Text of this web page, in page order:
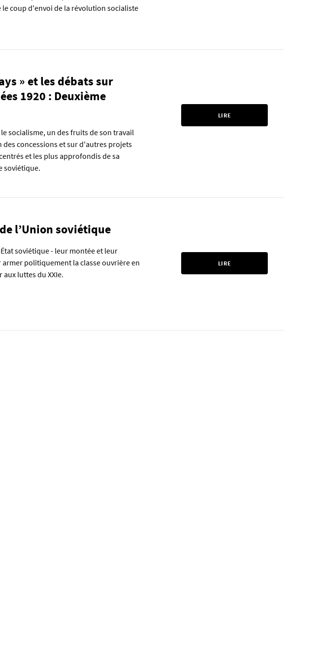
coup d'envoi de la révolution socialiste
» et les débats sur
1920 : Deuxième
socialisme, un des fruits de son travail
concessions et sur d'autres projets
et les plus approfondis de sa
soviétique.
LIRE
l’Union soviétique
soviétique - leur montée et leur
politiquement la classe ouvrière en
luttes du XXIe.
LIRE